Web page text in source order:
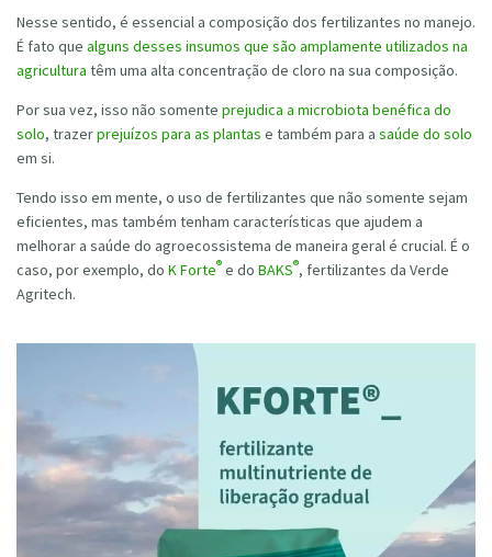
Nesse sentido, é essencial a composição dos fertilizantes no manejo.
É fato que alguns desses insumos que são amplamente utilizados na
agricultura têm uma alta concentração de cloro na sua composição.
Por sua vez, isso não somente prejudica a microbiota benéfica do
solo, trazerprejuízos para as plantas e também para a saúde do solo
em si.
Tendo isso em mente, o uso de fertilizantes que não somente sejam
eficientes, mas também tenham características que ajudem a
melhorar a saúde do agroecossistema de maneira geral é crucial. É o
caso, por exemplo, do K Forte® e do BAKS®, fertilizantes da Verde
Agritech.